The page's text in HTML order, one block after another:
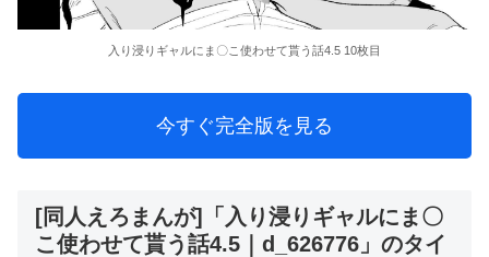
入り浸りギャルにま〇こ使わせて貰う話4.5 10枚目
今すぐ完全版を見る
[同人えろまんが]「入り浸りギャルにま〇
こ使わせて貰う話4.5｜d_626776」のタイ